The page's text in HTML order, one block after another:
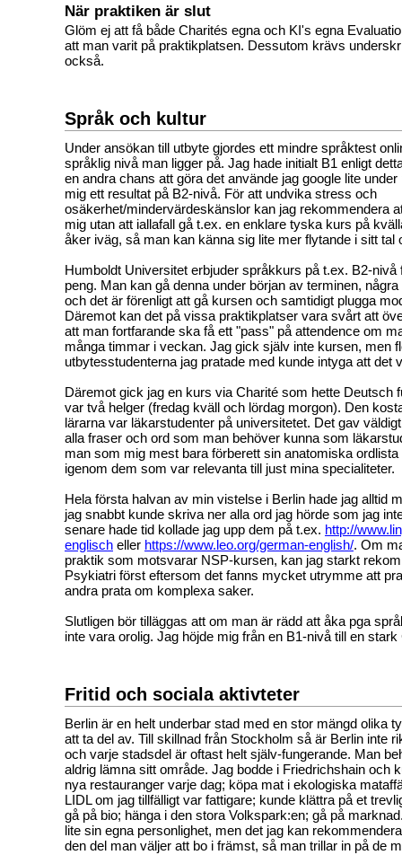
När praktiken är slut
Glöm ej att få både Charités egna och KI's egna
att man varit på praktikplatsen. Dessutom krävs
också.
Språk och kultur
Under ansökan till utbyte gjordes ett mindre språktest
språklig nivå man ligger på. Jag hade initialt B1 enligt
en andra chans att göra det använde jag google lite
mig ett resultat på B2-nivå. För att undvika stress och
osäkerhet/mindervärdeskänslor kan jag rekommendera
mig utan att iallafall gå t.ex. en enklare tyska kurs på
åker iväg, så man kan känna sig lite mer flytande i sitt tal
Humboldt Universitet erbjuder språkkurs på t.ex. B2-nivå
peng. Man kan gå denna under början av terminen,
och det är förenligt att gå kursen och samtidigt plugga
Däremot kan det på vissa praktikplatser vara svårt att
att man fortfarande ska få ett "pass" på attendence om
många timmar i veckan. Jag gick själv inte kursen, men
utbytesstudenterna jag pratade med kunde intyga att det
Däremot gick jag en kurs via Charité som hette Deutsch
var två helger (fredag kväll och lördag morgon). Den
lärarna var läkarstudenter på universitetet. Det gav
alla fraser och ord som man behöver kunna som
man som mig mest bara förberett sin anatomiska ordlista
igenom dem som var relevanta till just mina specialiteter.
Hela första halvan av min vistelse i Berlin hade jag alltid
jag snabbt kunde skriva ner alla ord jag hörde som jag
senare hade tid kollade jag upp dem på t.ex. http://
englisch eller https://www.leo.org/german-english/. Om
praktik som motsvarar NSP-kursen, kan jag starkt
Psykiatri först eftersom det fanns mycket utrymme att
andra prata om komplexa saker.
Slutligen bör tilläggas att om man är rädd att åka pga
inte vara orolig. Jag höjde mig från en B1-nivå till en
Fritid och sociala aktivteter
Berlin är en helt underbar stad med en stor mängd olika
att ta del av. Till skillnad från Stockholm så är Berlin inte
och varje stadsdel är oftast helt själv-fungerande. Man
aldrig lämna sitt område. Jag bodde i Friedrichshain och
nya restauranger varje dag; köpa mat i ekologiska
LIDL om jag tillfälligt var fattigare; kunde klättra på et
gå på bio; hänga i den stora Volkspark:en; gå på
lite sin egna personlighet, men det jag kan
den del man väljer att bo i främst, så man trillar in på de